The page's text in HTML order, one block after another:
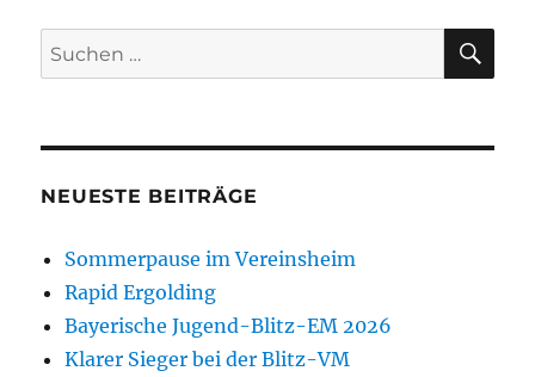
Suchen
nach:
NEUESTE BEITRÄGE
Sommerpause im Vereinsheim
Rapid Ergolding
Bayerische Jugend-Blitz-EM 2026
Klarer Sieger bei der Blitz-VM